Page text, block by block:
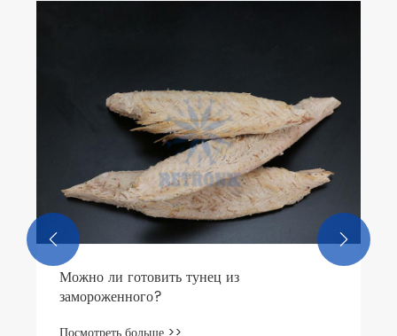
Посмотреть больше >>
 